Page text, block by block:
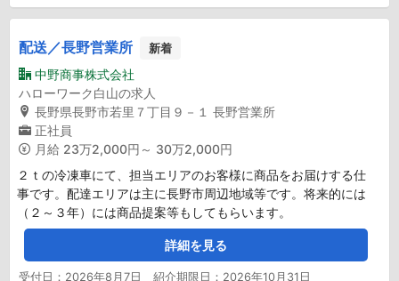
配送／長野営業所 新着
中野商事株式会社
ハローワーク白山の求人
長野県長野市若里７丁目９－１ 長野営業所
正社員
月給 23万2,000円～ 30万2,000円
２ｔの冷凍車にて、担当エリアのお客様に商品をお届けする仕
事です。配達エリアは主に長野市周辺地域等です。将来的には
（２～３年）には商品提案等もしてもらいます。
詳細を見る
受付日：2026年8月7日 紹介期限日：2026年10月31日